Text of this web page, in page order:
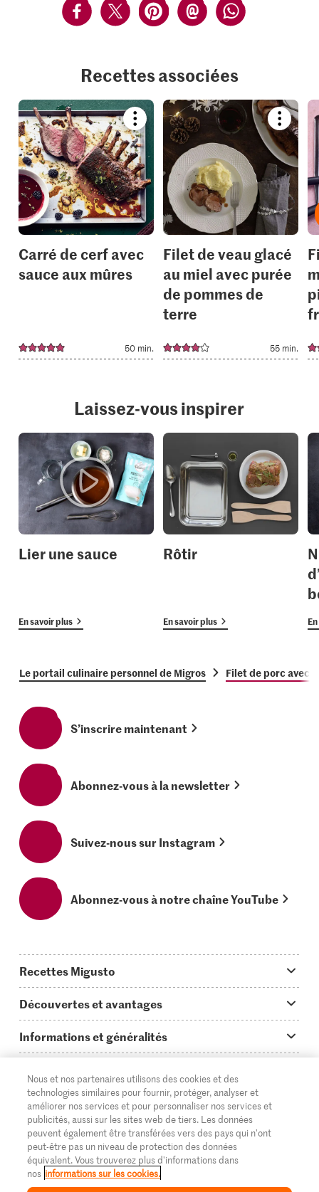
Recettes associées
Bookmark
recipe
or
add
it
to
your
collections.
Carré de cerf avec
sauce aux mûres
50 min.
recipe
or
add
it
to
your
Filet de veau glacé
au miel avec purée
de pommes de
terre
55 min.
Laissez-vous inspirer
Lier une sauce
En savoir plus
Rôtir
En savoir plus
Le portail culinaire personnel de Migros Filet de porc avec
S’inscrire maintenant
Abonnez-vous à la newsletter
Suivez-nous sur Instagram
Abonnez-vous à notre chaîne YouTube
Recettes Migusto
Idées de menus
Plats principaux
Simple & vite prêt
Apéritif
Préparations au four
Enfants & famille
Découvertes et avantages
On en parle...
Tutoriels
Glossaire des ingrédients
Login Migusto
Magazine Migusto
Informations et généralités
Questions concernant Migusto
Cuisiner avec Migusto
Service clientèle & contact
Publicité
Impressum
Supermarché
Migros Online
À propos de Migros
Magasins
DE FR IT
Nous et nos partenaires utilisons des cookies et des
technologies similaires pour fournir, protéger, analyser et
améliorer nos services et pour personnaliser nos services et
publicités, aussi sur les sites web de tiers. Les données
peuvent également être transférées vers des pays qui n'ont
peut-être pas un niveau de protection des données
équivalent. Vous trouverez plus d'informations dans
nos informations sur les cookies.